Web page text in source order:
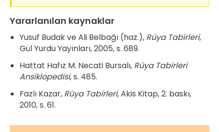
Yararlanılan kaynaklar
Yusuf Budak ve Ali Belbağı (haz.), Rüya Tabirleri,
Gül Yurdu Yayınları, 2005, s. 689.
Hattat Hafız M. Necati Bursalı, Rüya Tabirleri
Ansiklopedisi, s. 485.
Fazlı Kazar, Rüya Tabirleri, Akis Kitap, 2. baskı,
2010, s. 61.